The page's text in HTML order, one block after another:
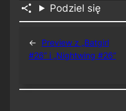
Podziel się
←
Preview z „Batgirl
#26” i „Nightwing #26”